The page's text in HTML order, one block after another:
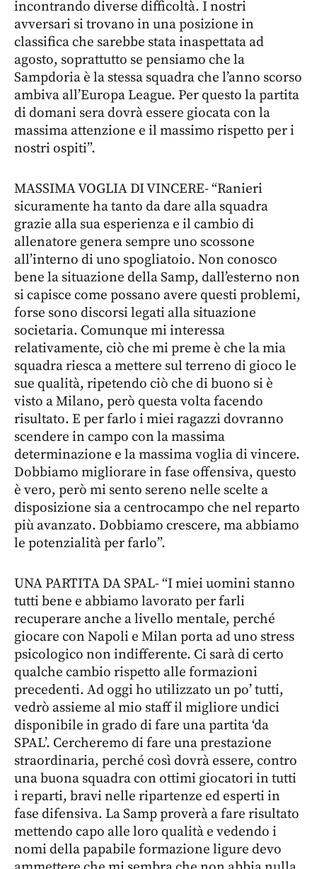
incontrando diverse difficoltà. I nostri
avversari si trovano in una posizione in
classifica che sarebbe stata inaspettata ad
agosto, soprattutto se pensiamo che la
Sampdoria è la stessa squadra che l’anno scorso
ambiva all’Europa League. Per questo la partita
di domani sera dovrà essere giocata con la
massima attenzione e il massimo rispetto per i
nostri ospiti”.
MASSIMA VOGLIA DI VINCERE- “Ranieri
sicuramente ha tanto da dare alla squadra
grazie alla sua esperienza e il cambio di
allenatore genera sempre uno scossone
all’interno di uno spogliatoio. Non conosco
bene la situazione della Samp, dall’esterno non
si capisce come possano avere questi problemi,
forse sono discorsi legati alla situazione
societaria. Comunque mi interessa
relativamente, ciò che mi preme è che la mia
squadra riesca a mettere sul terreno di gioco le
sue qualità, ripetendo ciò che di buono si è
visto a Milano, però questa volta facendo
risultato. E per farlo i miei ragazzi dovranno
scendere in campo con la massima
determinazione e la massima voglia di vincere.
Dobbiamo migliorare in fase offensiva, questo
è vero, però mi sento sereno nelle scelte a
disposizione sia a centrocampo che nel reparto
più avanzato. Dobbiamo crescere, ma abbiamo
le potenzialità per farlo”.
UNA PARTITA DA SPAL- “I miei uomini stanno
tutti bene e abbiamo lavorato per farli
recuperare anche a livello mentale, perché
giocare con Napoli e Milan porta ad uno stress
psicologico non indifferente. Ci sarà di certo
qualche cambio rispetto alle formazioni
precedenti. Ad oggi ho utilizzato un po’ tutti,
vedrò assieme al mio staff il migliore undici
disponibile in grado di fare una partita ‘da
SPAL’. Cercheremo di fare una prestazione
straordinaria, perché così dovrà essere, contro
una buona squadra con ottimi giocatori in tutti
i reparti, bravi nelle ripartenze ed esperti in
fase difensiva. La Samp proverà a fare risultato
mettendo capo alle loro qualità e vedendo i
nomi della papabile formazione ligure devo